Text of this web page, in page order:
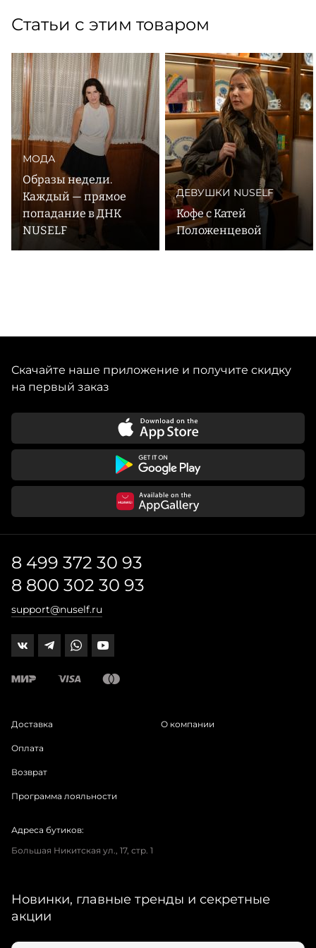
Статьи с этим товаром
МОДА
Образы недели.
Каждый — прямое
попадание в ДНК
NUSELF
ДЕВУШКИ NUSELF
Кофе с Катей
Положенцевой
Скачайте наше приложение и получите скидку
на первый заказ
8 499 372 30 93
8 800 302 30 93
support@nuself.ru
Доставка
Оплата
Возврат
Программа лояльности
О компании
Адреса бутиков:
Большая Никитская ул., 17, стр. 1
Новинки, главные тренды и секретные
акции